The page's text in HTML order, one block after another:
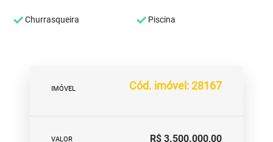
Churrasqueira Piscina
IMÓVEL Cód. imóvel: 28167
VALOR R$ 3.500.000,00